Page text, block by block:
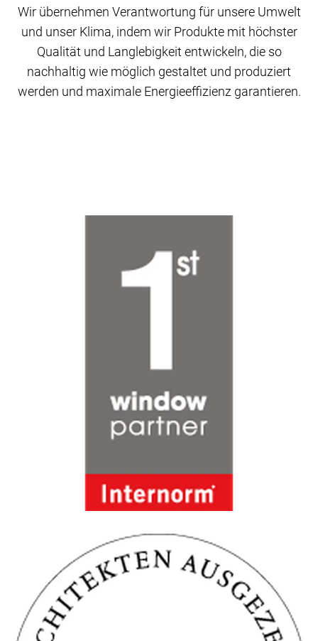
Wir übernehmen Verantwortung für unsere Umwelt
und unser Klima, indem wir Produkte mit höchster
Qualität und Langlebigkeit entwickeln, die so
nachhaltig wie möglich gestaltet und produziert
werden und maximale Energieeffizienz garantieren.